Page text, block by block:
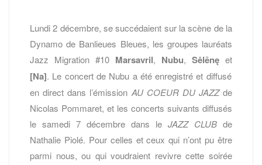
Lundi 2 décembre, se succédaient sur la scène de la
Dynamo de Banlieues Bleues, les groupes lauréats
Jazz Migration #10 Marsavril, Nubu, Sėlēnę et
[Na]. Le concert de Nubu a été enregistré et diffusé
en direct dans l’émission AU COEUR DU JAZZde
Nicolas Pommaret, et les concerts suivants diffusés
le samedi 7 décembre dans le JAZZ CLUB de
Nathalie Piolé. Pour celles et ceux qui n’ont pu être
parmi nous, ou qui voudraient revivre cette soirée